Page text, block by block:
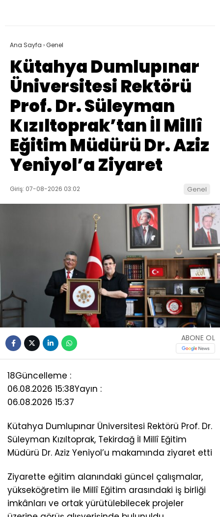
Ana Sayfa ›Genel
Kütahya Dumlupınar
Üniversitesi Rektörü
Prof. Dr. Süleyman
Kızıltoprak’tan İl Millî
Eğitim Müdürü Dr. Aziz
Yeniyol’a Ziyaret
Giriş: 07-08-2026 03:02 Genel
ABONE OL
18Güncelleme :
06.08.2026 15:38Yayın :
06.08.2026 15:37
Kütahya Dumlupınar Üniversitesi Rektörü Prof. Dr.
Süleyman Kızıltoprak, Tekirdağ İl Millî Eğitim
Müdürü Dr. Aziz Yeniyol’u makamında ziyaret etti
Ziyarette eğitim alanındaki güncel çalışmalar,
yükseköğretim ile Millî Eğitim arasındaki iş birliği
imkânları ve ortak yürütülebilecek projeler